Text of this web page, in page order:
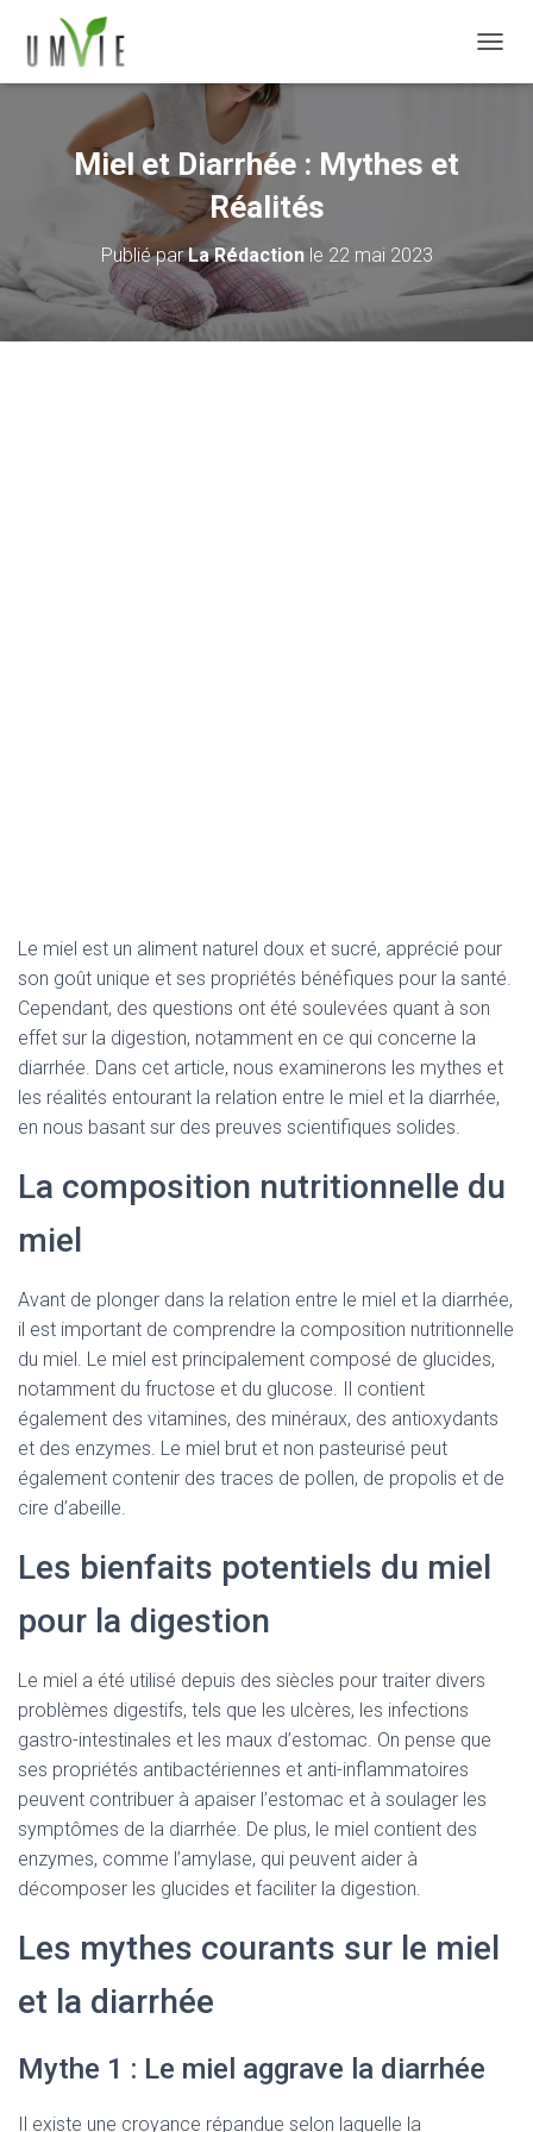
Miel et Diarrhée : Mythes et
Réalités
Publié parLa Rédactionle 22 mai 2023
Le miel est un aliment naturel doux et sucré, apprécié pour
son goût unique et ses propriétés bénéfiques pour la santé.
Cependant, des questions ont été soulevées quant à son
effet sur la digestion, notamment en ce qui concerne la
diarrhée. Dans cet article, nous examinerons les mythes et
les réalités entourant la relation entre le miel et la diarrhée,
en nous basant sur des preuves scientifiques solides.
La composition nutritionnelle du
miel
Avant de plonger dans la relation entre le miel et la diarrhée,
il est important de comprendre la composition nutritionnelle
du miel. Le miel est principalement composé de glucides,
notamment du fructose et du glucose. Il contient
également des vitamines, des minéraux, des antioxydants
et des enzymes. Le miel brut et non pasteurisé peut
également contenir des traces de pollen, de propolis et de
cire d’abeille.
Les bienfaits potentiels du miel
pour la digestion
Le miel a été utilisé depuis des siècles pour traiter divers
problèmes digestifs, tels que les ulcères, les infections
gastro-intestinales et les maux d’estomac. On pense que
ses propriétés antibactériennes et anti-inflammatoires
peuvent contribuer à apaiser l’estomac et à soulager les
symptômes de la diarrhée. De plus, le miel contient des
enzymes, comme l’amylase, qui peuvent aider à
décomposer les glucides et faciliter la digestion.
Les mythes courants sur le miel
et la diarrhée
Mythe 1 : Le miel aggrave la diarrhée
Il existe une croyance répandue selon laquelle la